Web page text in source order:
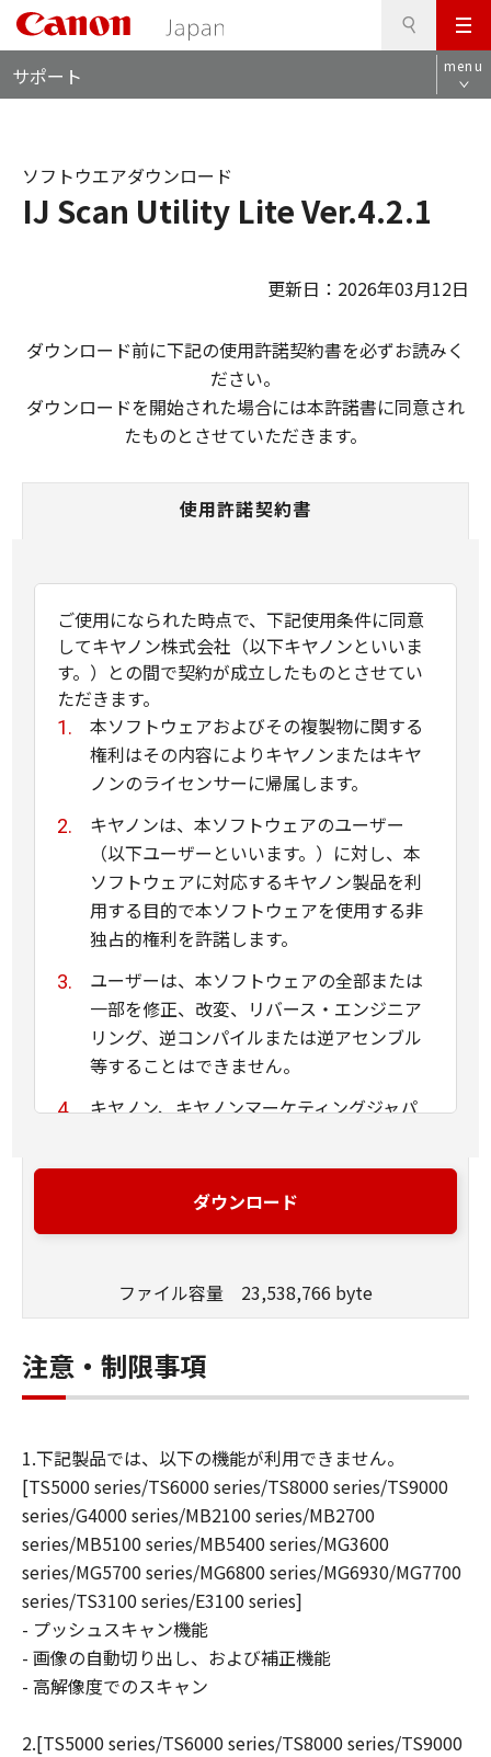
メ
ニ
ュ
サポート menu
IJ Scan Utility Lite Ver.4.2.1
ソフトウエアダウンロード
更新日：2026年03月12日
ダウンロード前に下記の使用許諾契約書を必ずお読みく
ださい。
ダウンロードを開始された場合には本許諾書に同意され
たものとさせていただきます。
使用許諾契約書
ご使用になられた時点で、下記使用条件に同意
してキヤノン株式会社（以下キヤノンといいま
す。）との間で契約が成立したものとさせてい
ただきます。
本ソフトウェアおよびその複製物に関する
権利はその内容によりキヤノンまたはキヤ
ノンのライセンサーに帰属します。
キヤノンは、本ソフトウェアのユーザー
（以下ユーザーといいます。）に対し、本
ソフトウェアに対応するキヤノン製品を利
用する目的で本ソフトウェアを使用する非
独占的権利を許諾します。
ユーザーは、本ソフトウェアの全部または
一部を修正、改変、リバース・エンジニア
リング、逆コンパイルまたは逆アセンブル
等することはできません。
キヤノン、キヤノンマーケティングジャパ
は、本ソフトウェアがユーザーの特定の目
的のために適当であること、もしくは有用
ていかなる保証もいたしません。
キヤノン、キヤノンマーケティングジャパ
ン株式会社およびキヤノンのライセンサー
は、本ソフトウェアの使用に付随または関
連して生ずる直接的または間接的な損失、
一切の責任を負いません。
ユーザーは、日本国政府または該当国の政
府より必要な許可等を得ることなしに、本
ソフトウェアの全部または一部を、直接ま
たは間接に輸出してはなりません。
ダウンロード
ファイル容量 23,538,766 byte
注意・制限事項
1.下記製品では、以下の機能が利用できません。
[TS5000 series/TS6000 series/TS8000 series/TS9000
series/G4000 series/MB2100 series/MB2700
series/MB5100 series/MB5400 series/MG3600
series/MG5700 series/MG6800 series/MG6930/MG7700
series/TS3100 series/E3100 series]
- プッシュスキャン機能
- 画像の自動切り出し、および補正機能
- 高解像度でのスキャン
2.[TS5000 series/TS6000 series/TS8000 series/TS9000